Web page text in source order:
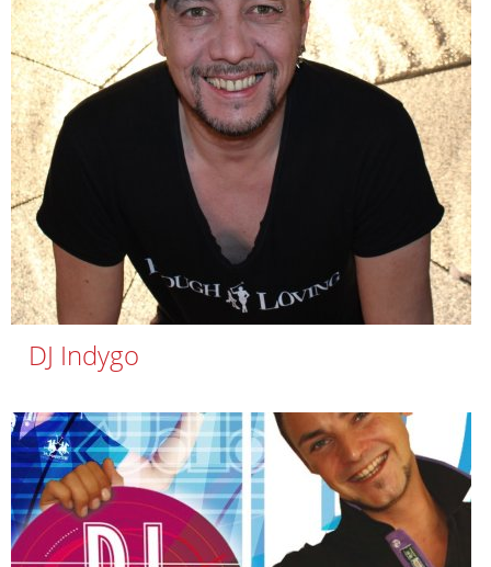
DJ Indygo